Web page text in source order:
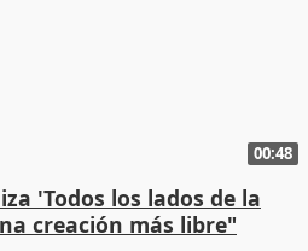
00:48
'Todos los lados de la
creación más libre"